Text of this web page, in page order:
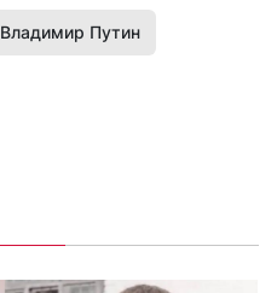
Владимир Путин